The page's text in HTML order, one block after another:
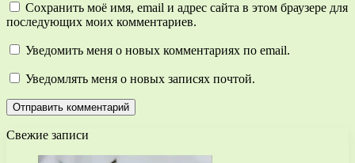
Сохранить моё имя, email и адрес сайта в этом браузере для
последующих моих комментариев.
Уведомить меня о новых комментариях по email.
Уведомлять меня о новых записях почтой.
Свежие записи